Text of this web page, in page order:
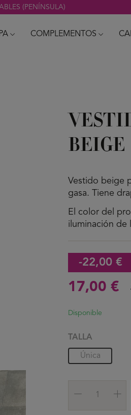
(PENÍNSULA)
COMPLEMENTOS
BEIGE
Vestido beige
gasa. Tiene
El color del
iluminación de
-22,00 €
17,00 €
Disponible
TALLA
Única